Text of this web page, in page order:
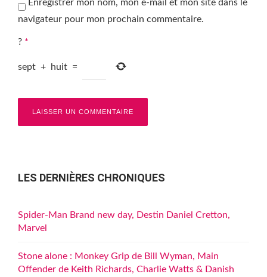
Enregistrer mon nom, mon e-mail et mon site dans le
navigateur pour mon prochain commentaire.
? *
sept + huit =
LES DERNIÈRES CHRONIQUES
Spider-Man Brand new day, Destin Daniel Cretton,
Marvel
Stone alone : Monkey Grip de Bill Wyman, Main
Offender de Keith Richards, Charlie Watts & Danish